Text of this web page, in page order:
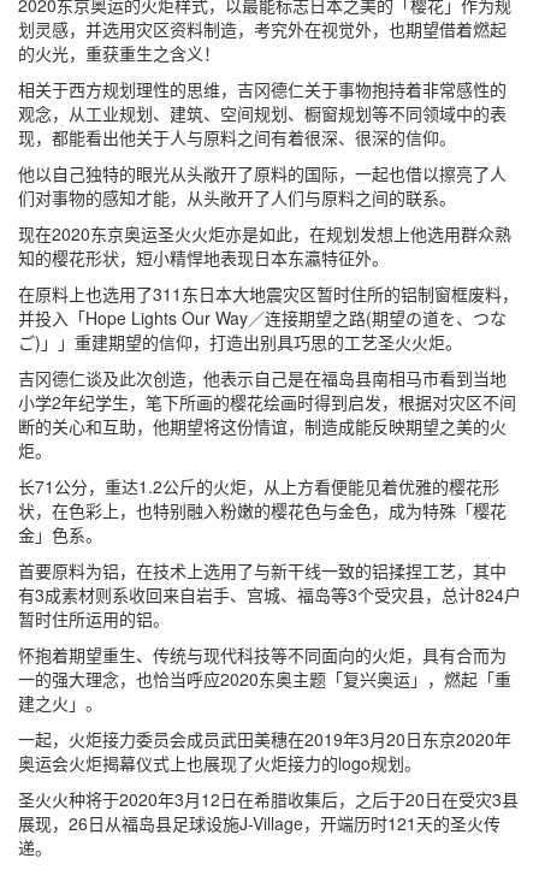
2020东京奥运的火炬样式，以最能标志日本之美的「樱花」作为规
划灵感，并选用灾区资料制造，考究外在视觉外，也期望借着燃起
的火光，重获重生之含义！
相关于西方规划理性的思维，吉冈德仁关于事物抱持着非常感性的
观念，从工业规划、建筑、空间规划、橱窗规划等不同领域中的表
现，都能看出他关于人与原料之间有着很深、很深的信仰。
他以自己独特的眼光从头敞开了原料的国际，一起也借以擦亮了人
们对事物的感知才能，从头敞开了人们与原料之间的联系。
现在2020东京奥运圣火火炬亦是如此，在规划发想上他选用群众熟
知的樱花形状，短小精悍地表现日本东瀛特征外。
在原料上也选用了311东日本大地震灾区暂时住所的铝制窗框废料，
并投入「Hope Lights Our Way／连接期望之路(期望の道を、つな
ご)」」重建期望的信仰，打造出别具巧思的工艺圣火火炬。
吉冈德仁谈及此次创造，他表示自己是在福岛县南相马市看到当地
小学2年纪学生，笔下所画的樱花绘画时得到启发，根据对灾区不间
断的关心和互助，他期望将这份情谊，制造成能反映期望之美的火
炬。
长71公分，重达1.2公斤的火炬，从上方看便能见着优雅的樱花形
状，在色彩上，也特别融入粉嫩的樱花色与金色，成为特殊「樱花
金」色系。
首要原料为铝，在技术上选用了与新干线一致的铝揉捏工艺，其中
有3成素材则系收回来自岩手、宫城、福岛等3个受灾县，总计824户
暂时住所运用的铝。
怀抱着期望重生、传统与现代科技等不同面向的火炬，具有合而为
一的强大理念，也恰当呼应2020东奥主题「复兴奥运」，燃起「重
建之火」。
一起，火炬接力委员会成员武田美穗在2019年3月20日东京2020年
奥运会火炬揭幕仪式上也展现了火炬接力的logo规划。
圣火火种将于2020年3月12日在希腊收集后，之后于20日在受灾3县
展现，26日从福岛县足球设施J-Village，开端历时121天的圣火传
递。